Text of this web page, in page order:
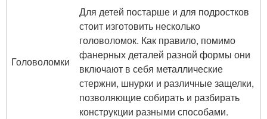
Головоломки
Для детей постарше и для подростков
стоит изготовить несколько
головоломок. Как правило, помимо
фанерных деталей разной формы они
включают в себя металлические
стержни, шнурки и различные защелки,
позволяющие собирать и разбирать
конструкции разными способами.